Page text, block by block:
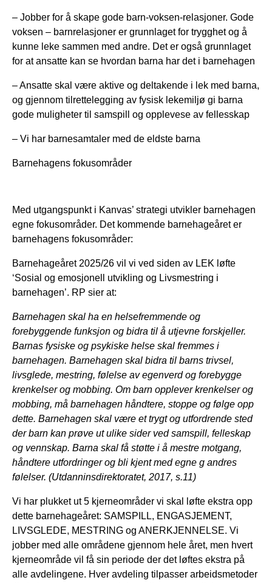
– Jobber for å skape gode barn-voksen-relasjoner. Gode
voksen – barnrelasjoner er grunnlaget for trygghet og å
kunne leke sammen med andre. Det er også grunnlaget
for at ansatte kan se hvordan barna har det i barnehagen
– Ansatte skal være aktive og deltakende i lek med barna,
og gjennom tilrettelegging av fysisk lekemiljø gi barna
gode muligheter til samspill og opplevese av fellesskap
– Vi har barnesamtaler med de eldste barna
Barnehagens fokusområder
Med utgangspunkt i Kanvas’ strategi utvikler barnehagen
egne fokusområder. Det kommende barnehageåret er
barnehagens fokusområder:
Barnehageåret 2025/26 vil vi ved siden av LEK løfte
‘Sosial og emosjonell utvikling og Livsmestring i
barnehagen’. RP sier at:
Barnehagen skal ha en helsefremmende og
forebyggende funksjon og bidra til å utjevne forskjeller.
Barnas fysiske og psykiske helse skal fremmes i
barnehagen. Barnehagen skal bidra til barns trivsel,
livsglede, mestring, følelse av egenverd og forebygge
krenkelser og mobbing. Om barn opplever krenkelser og
mobbing, må barnehagen håndtere, stoppe og følge opp
dette. Barnehagen skal være et trygt og utfordrende sted
der barn kan prøve ut ulike sider ved samspill, felleskap
og vennskap. Barna skal få støtte i å mestre motgang,
håndtere utfordringer og bli kjent med egne g andres
følelser. (Utdanninsdirektoratet, 2017, s.11)
Vi har plukket ut 5 kjerneområder vi skal løfte ekstra opp
dette barnehageåret: SAMSPILL, ENGASJEMENT,
LIVSGLEDE, MESTRING og ANERKJENNELSE. Vi
jobber med alle områdene gjennom hele året, men hvert
kjerneområde vil få sin periode der det løftes ekstra på
alle avdelingene. Hver avdeling tilpasser arbeidsmetoder